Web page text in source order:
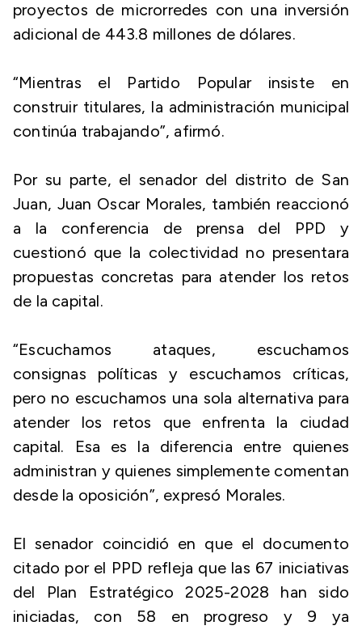
proyectos de microrredes con una inversión
adicional de 443.8 millones de dólares.
“Mientras el Partido Popular insiste en
construir titulares, la administración municipal
continúa trabajando”, afirmó.
Por su parte, el senador del distrito de San
Juan, Juan Oscar Morales, también reaccionó
a la conferencia de prensa del PPD y
cuestionó que la colectividad no presentara
propuestas concretas para atender los retos
de la capital.
“Escuchamos ataques, escuchamos
consignas políticas y escuchamos críticas,
pero no escuchamos una sola alternativa para
atender los retos que enfrenta la ciudad
capital. Esa es la diferencia entre quienes
administran y quienes simplemente comentan
desde la oposición”, expresó Morales.
El senador coincidió en que el documento
citado por el PPD refleja que las 67 iniciativas
del Plan Estratégico 2025-2028 han sido
iniciadas, con 58 en progreso y 9 ya